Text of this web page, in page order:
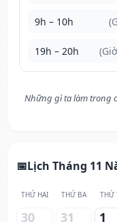
9h – 10h
19h – 20h
Những gì ta làm trong
Lịch Tháng 11
THỨ HAI THỨ BA THỨ
30 31 1